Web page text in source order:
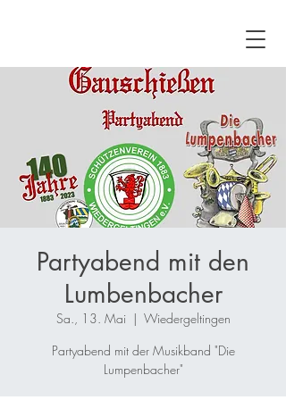
Partyabend mit den
Lumbenbacher
Sa., 13. Mai
  |
Wiedergeltingen
Partyabend mit der Musikband "Die
Lumpenbacher"